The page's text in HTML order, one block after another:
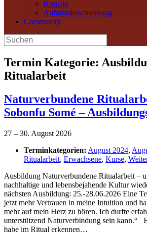
Kontakt
Anfahrtsbeschreibung
Community
Termin Kategorie:
Ritualarbeit
Naturverbundene
Sobonfu Somé –
27 – 30. August 2026
Terminkategorien: August 2024,
Ritualarbeit, Erwachsene, Kurse,
Ausbildung Naturverbundene Ritualarbeit –
nachhaltige und lebensbejahende Kultur
nächsten Ausbildung: 25.-28.06.2026 Eine
jetzt mehr Vertrauen in meine Intuition und
mehr auf mein Herz zu hören. Ich durfte
unterstützend Naturverbindung sein kann.“
habe im Ritual erkennen…